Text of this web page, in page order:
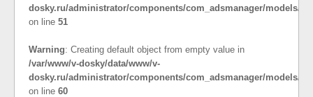
dosky.ru/administrator/components/com_adsmanager/models/
on line 51
Warning: Creating default object from empty value in
/var/www/v-dosky/data/www/v-
dosky.ru/administrator/components/com_adsmanager/models/
on line 60